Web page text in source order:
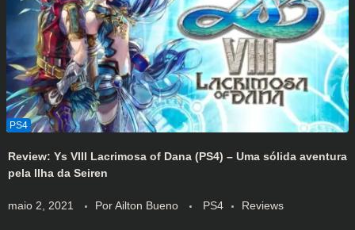
Review: Ys VIII Lacrimosa of Dana (PS4) – Uma sólida aventura
pela Ilha da Seiren
maio 2, 2021 PorAilton Bueno PS4 Reviews